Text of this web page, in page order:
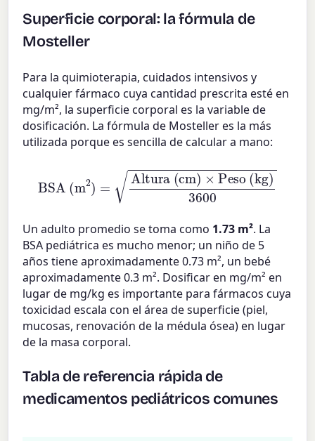
Superficie corporal: la fórmula de
Mosteller
Para la quimioterapia, cuidados intensivos y
cualquier fármaco cuya cantidad prescrita esté en
mg/m², la superficie corporal es la variable de
dosificación. La fórmula de Mosteller es la más
utilizada porque es sencilla de calcular a mano:
Altura (cm)×Peso (kg)3600
Un adulto promedio se toma como 1.73 m². La
BSA pediátrica es mucho menor; un niño de 5
años tiene aproximadamente 0.73 m², un bebé
aproximadamente 0.3 m². Dosificar en mg/m² en
lugar de mg/kg es importante para fármacos cuya
toxicidad escala con el área de superficie (piel,
mucosas, renovación de la médula ósea) en lugar
de la masa corporal.
Tabla de referencia rápida de
medicamentos pediátricos comunes